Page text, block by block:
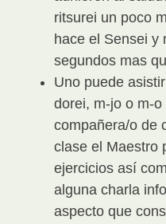
ritsurei un poco
hace el Sensei y
segundos mas
Uno puede
dorei, m-jo o m-
compañera/o de
clase el Maestro
ejercicios así
alguna charla
aspecto que